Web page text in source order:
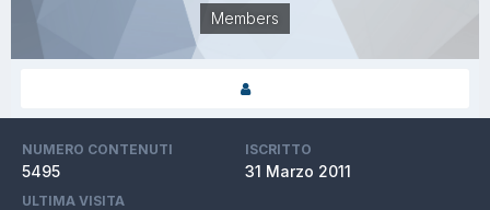
Members
NUMERO CONTENUTI
5495
ISCRITTO
31 Marzo 2011
ULTIMA VISITA